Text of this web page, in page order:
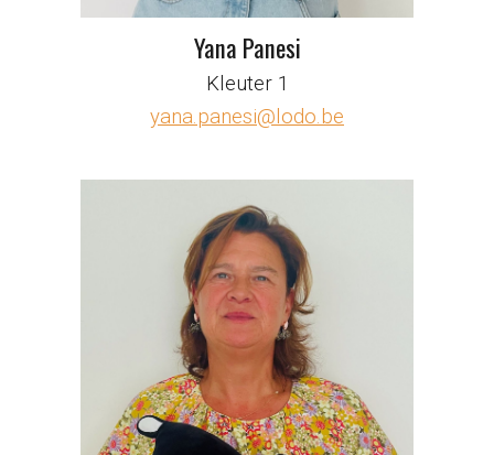
Yana Panesi
Kleuter 1
yana.panesi@lodo.be